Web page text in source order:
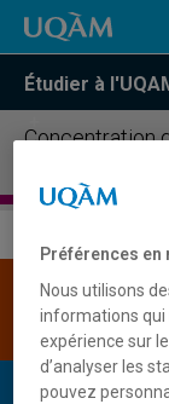
Étudier à
Concentration
Une
Présentation
Préférences
Nous utilisons
informations qui
expérience sur
d’analyser les
pouvez